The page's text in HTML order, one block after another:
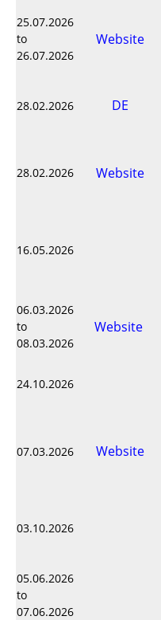
25.07.2026
to
26.07.2026
Website
28.02.2026 DE
28.02.2026 Website
16.05.2026
06.03.2026
to
08.03.2026
Website
24.10.2026
07.03.2026 Website
03.10.2026
05.06.2026
to
07.06.2026